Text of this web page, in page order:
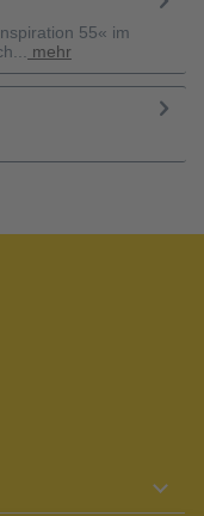
55« im
mehr